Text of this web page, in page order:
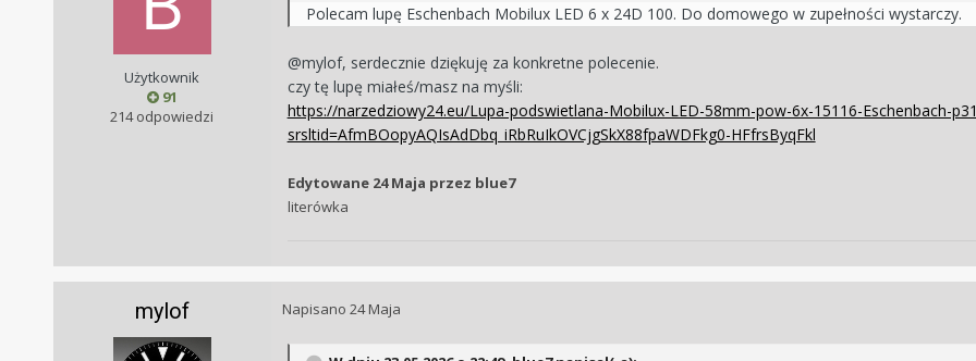
Użytkownik
91
214 odpowiedzi
Polecam lupę Eschenbach Mobilux LED 6 x 24D 100. Do domowego w zupełności wystarczy.
@mylof, serdecznie dziękuję za konkretne polecenie.
czy tę lupę miałeś/masz na myśli:
https://narzedziowy24.eu/Lupa-podswietlana-Mobilux-LED-58mm-pow-6x-15116-Eschenbach-
srsltid=AfmBOopyAQIsAdDbq_iRbRuIkOVCjgSkX88fpaWDFkg0-HFfrsByqFkl
Edytowane 24 Maja przez blue7
literówka
mylof Napisano 24 Maja